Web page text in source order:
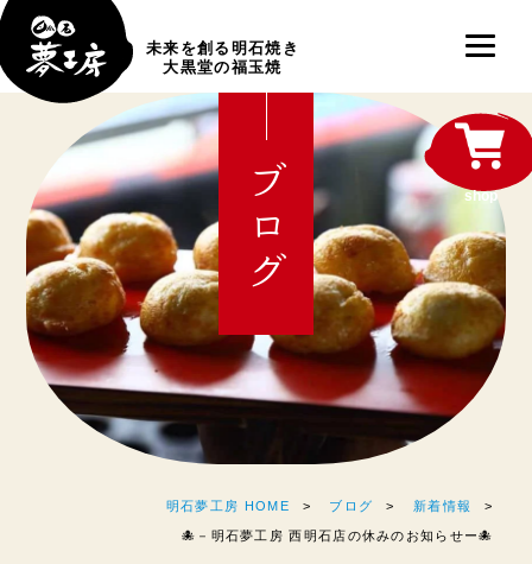
未来を創る明石焼き
大黒堂の福玉焼
ブログ
明石夢工房 HOME ブログ 新着情報
🐙－明石夢工房 西明石店の休みのお知らせー🐙
shop